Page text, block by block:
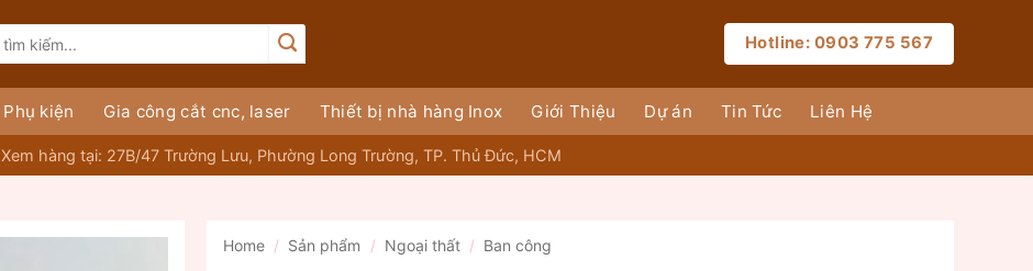
Hotline: 0903 775 567
Phụ kiện Gia công cắt cnc, laser Thiết bị nhà hàng Inox Giới Thiệu Dự án Tin Tức Liên Hệ
Xem hàng tại: 27B/47 Trường Lưu, Phường Long Trường, TP. Thủ Đức, HCM
Home / Sản phẩm / Ngoại thất / Ban công